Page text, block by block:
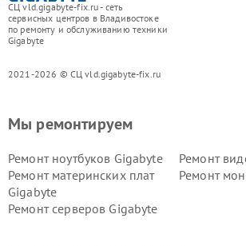
СЦ vld.gigabyte-fix.ru - сеть
сервисных центров в Владивостоке
по ремонту и обслуживанию техники
Gigabyte
2021-2026 © СЦ vld.gigabyte-fix.ru
Мы ремонтируем
Ремонт ноутбуков Gigabyte
Ремонт
Ремонт материнских плат
Gigabyte
Ремонт
Ремонт серверов Gigabyte